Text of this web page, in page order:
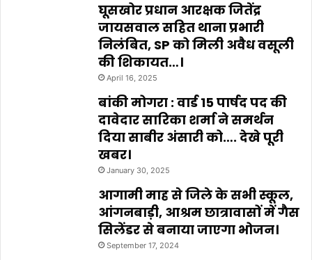
घूसखोर प्रधान आरक्षक जितेंद्र
जायसवाल सहित थाना प्रभारी
निलंबित, SP को मिली अवैध वसूली
की शिकायत…।
April 16, 2025
बांकी मोगरा : वार्ड 15 पार्षद पद की
दावेदार सारिका शर्मा ने समर्थन
दिया साबीर अंसारी को…. देखे पूरी
खबर।
January 30, 2025
आगामी माह से जिले के सभी स्कूल,
आंगनबाड़ी, आश्रम छात्रावासों में गैस
सिलेंडर से बनाया जाएगा भोजन।
September 17, 2024